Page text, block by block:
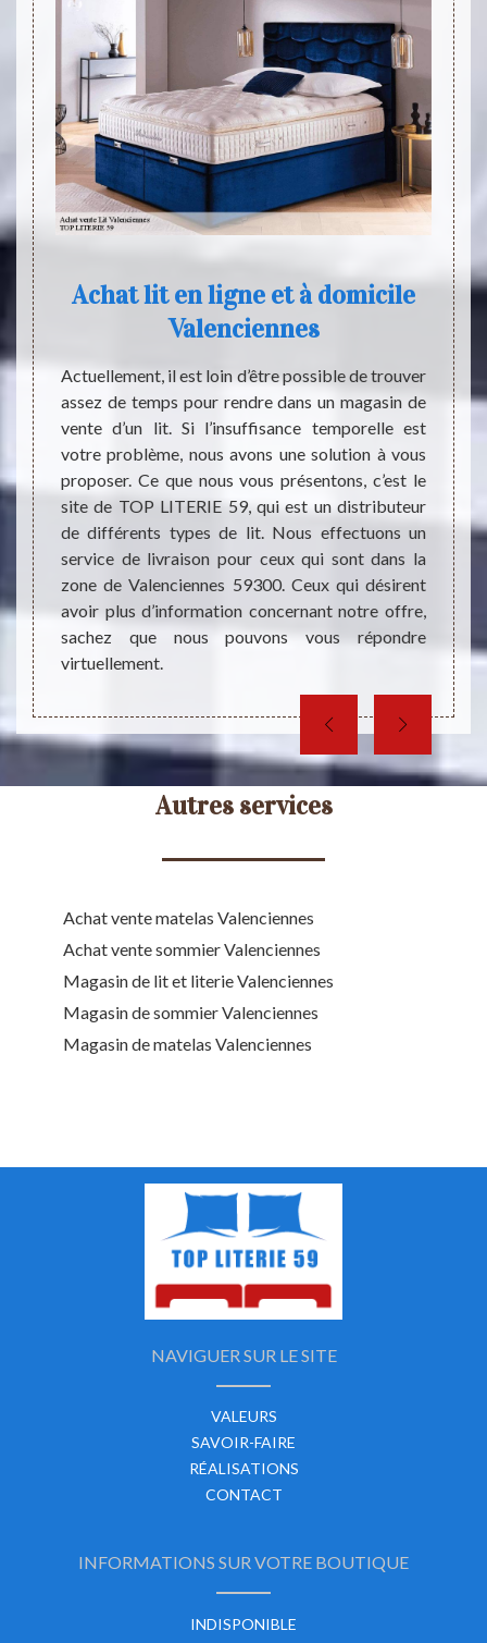
être
faut
la
vous
peut
le
est
Achat lit en ligne et à domicile
Valenciennes
Actuellement, il est loin d’être possible de trouver
assez de temps pour rendre dans un magasin de
vente d’un lit. Si l’insuffisance temporelle est
votre problème, nous avons une solution à vous
proposer. Ce que nous vous présentons, c’est le
site de TOP LITERIE 59, qui est un distributeur
de différents types de lit. Nous effectuons un
service de livraison pour ceux qui sont dans la
zone de Valenciennes 59300. Ceux qui désirent
avoir plus d’information concernant notre offre,
sachez que nous pouvons vous répondre
virtuellement.
lit
est
pour
Autres services
Achat vente matelas Valenciennes
Achat vente sommier Valenciennes
Magasin de lit et literie Valenciennes
Magasin de sommier Valenciennes
Magasin de matelas Valenciennes
NAVIGUER SUR LE SITE
VALEURS
SAVOIR-FAIRE
RÉALISATIONS
CONTACT
INFORMATIONS SUR VOTRE BOUTIQUE
INDISPONIBLE